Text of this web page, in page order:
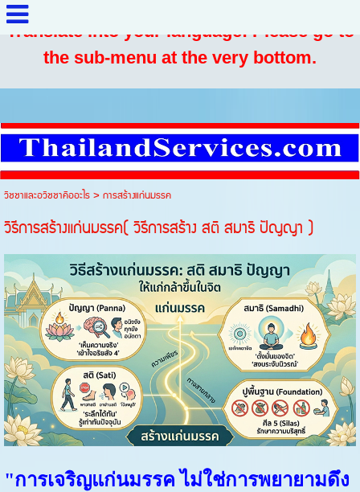
Translate into your language: Please go to
the sub-menu at the very bottom.
วิชชาและอวิชชาคืออะไร>การสร้างแก่นมรรค
วิธีการสร้างแก่นมรรค( วิธีการสร้าง สติ สมาธิ ปัญญา )
"การเจริญแก่นมรรค ไม่ใช่การพยายามดึง